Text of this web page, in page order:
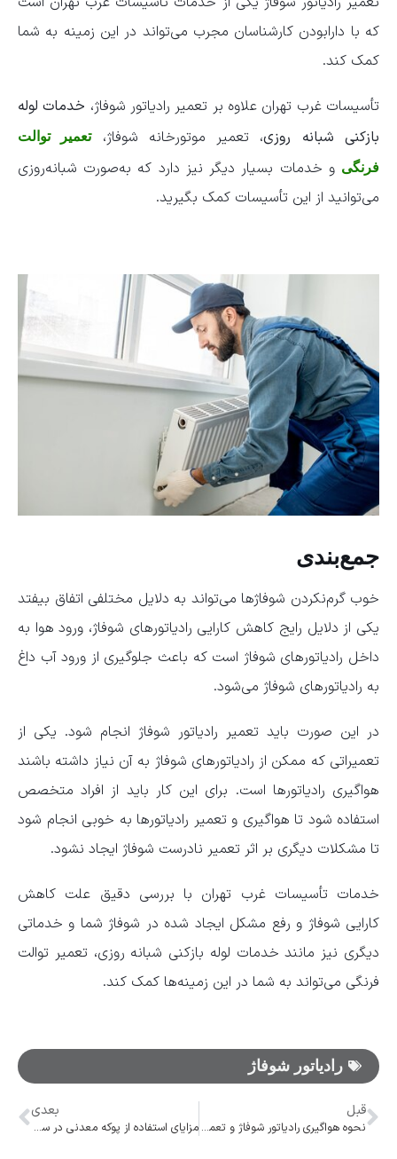
که با دارابودن کارشناسان مجرب می‌تواند در این زمینه به شما
کمک کند.
تأسیسات غرب تهران علاوه بر تعمیر رادیاتور شوفاژ، خدمات لوله‌
بازکنی شبانه‌ روزی، تعمیر موتورخانه شوفاژ،تعمیر توالت
فرنگی و خدمات بسیار دیگر نیز دارد که به‌صورت شبانه‌روزی
می‌توانید از این تأسیسات کمک بگیرید.
جمع‌بندی
خوب گرم‌نکردن شوفاژ‌ها می‌تواند به دلایل مختلفی اتفاق بیفتد
یکی از دلایل رایج کاهش کارایی رادیاتور‌های شوفاژ، ورود هوا به
داخل رادیاتور‌های شوفاژ است که باعث جلوگیری از ورود آب داغ
به رادیاتور‌های شوفاژ می‌شود.
در این صورت باید تعمیر رادیاتور شوفاژ انجام شود. یکی از
تعمیراتی که ممکن از رادیاتور‌های شوفاژ به آن نیاز داشته باشند
هواگیری رادیاتور‌ها است. برای این کار باید از افراد متخصص
استفاده شود تا هواگیری و تعمیر رادیاتور‌ها به خوبی انجام شود
تا مشکلات دیگری بر اثر تعمیر نادرست شوفاژ ایجاد نشود.
خدمات تأسیسات غرب تهران با بررسی دقیق علت کاهش
کارایی شوفاژ و رفع مشکل ایجاد شده در شوفاژ شما و خدماتی
دیگری نیز مانند خدمات لوله‌ بازکنی شبانه‌ روزی، تعمیر توالت
فرنگی می‌تواند به شما در این زمینه‌ها کمک کند.
رادیاتور شوفاژ
قبل
نحوه هواگیری رادیاتور شوفاژ و تعمیر رادیاتور شوفاژ
بعدی
مزایای استفاده از پوکه معدنی در ساختمان سازی:‌ از قیمت پوکه تا کاربردهای آن